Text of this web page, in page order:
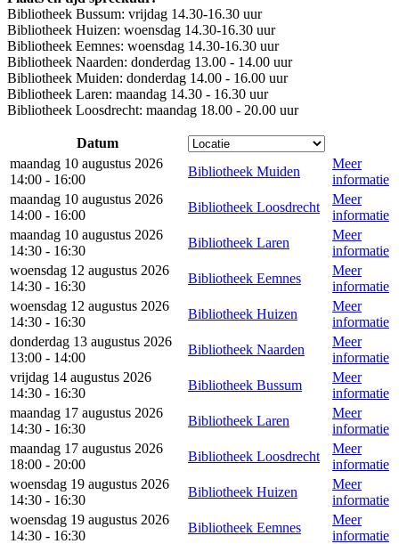
Bibliotheek Bussum: vrijdag 14.30-16.30 uur
Bibliotheek Huizen: woensdag 14.30-16.30 uur
Bibliotheek Eemnes: woensdag 14.30-16.30 uur
Bibliotheek Naarden: donderdag 13.00 - 14.00 uur
Bibliotheek Muiden: donderdag 14.00 - 16.00 uur
Bibliotheek Laren: maandag 14.30 - 16.30 uur
Bibliotheek Loosdrecht: maandag 18.00 - 20.00 uur
Datum
maandag 10 augustus 2026
14:00 - 16:00
Bibliotheek Muiden
Meer
informatie
maandag 10 augustus 2026
14:00 - 16:00
Bibliotheek Loosdrecht
Meer
informatie
maandag 10 augustus 2026
14:30 - 16:30
Bibliotheek Laren
Meer
informatie
woensdag 12 augustus 2026
14:30 - 16:30
Bibliotheek Eemnes
Meer
informatie
woensdag 12 augustus 2026
14:30 - 16:30
Bibliotheek Huizen
Meer
informatie
donderdag 13 augustus 2026
13:00 - 14:00
Bibliotheek Naarden
Meer
informatie
vrijdag 14 augustus 2026
14:30 - 16:30
Bibliotheek Bussum
Meer
informatie
maandag 17 augustus 2026
14:30 - 16:30
Bibliotheek Laren
Meer
informatie
maandag 17 augustus 2026
18:00 - 20:00
Bibliotheek Loosdrecht
Meer
informatie
woensdag 19 augustus 2026
14:30 - 16:30
Bibliotheek Huizen
Meer
informatie
woensdag 19 augustus 2026
14:30 - 16:30
Bibliotheek Eemnes
Meer
informatie